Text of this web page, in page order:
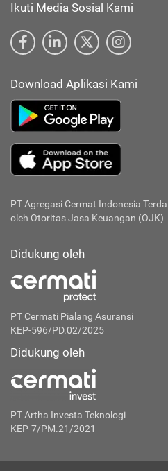
Ikuti Media Sosial Kami
Download Aplikasi Kami
PT Agregasi Cermat Indonesia
oleh Otoritas Jasa Keuangan (OJK)
Didukung oleh
PT Cermati Pialang Asuransi
KEP-596/PD.02/2025
Didukung oleh
PT Artha Investa Teknologi
KEP-7/PM.21/2021